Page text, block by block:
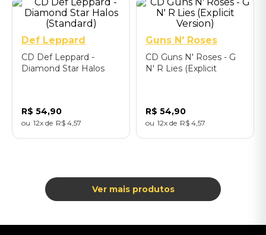
Def Leppard
CD Def Leppard -
Diamond Star Halos
R$ 54,90
12 R$ 4 57
Guns N' Roses
CD Guns N' Roses - G
N' R Lies (Explicit
R$ 54,90
12 R$ 4 57